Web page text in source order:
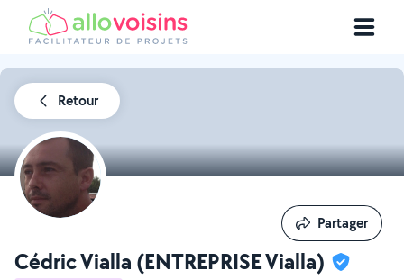
Retour
Cédric Vialla (ENTREPRISE Vialla)
Partager
Partager